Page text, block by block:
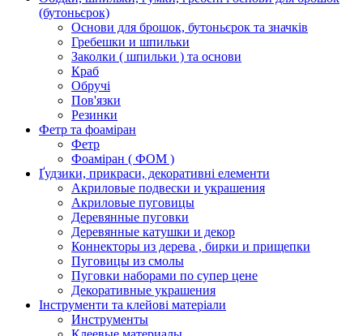
(бутоньєрок)
Основи для брошок, бутоньєрок та значків
Гребешки и шпильки
Заколки ( шпильки ) та основи
Краб
Обручі
Пов'язки
Резинки
Фетр та фоаміран
Фетр
Фоаміран ( ФОМ )
Ґудзики, прикраси, декоративні елементи
Акриловые подвески и украшения
Акриловые пуговицы
Деревянные пуговки
Деревянные катушки и декор
Коннекторы из дерева , бирки и прищепки
Пуговицы из смолы
Пуговки наборами по супер цене
Декоративные украшения
Інструменти та клейові матеріали
Инструменты